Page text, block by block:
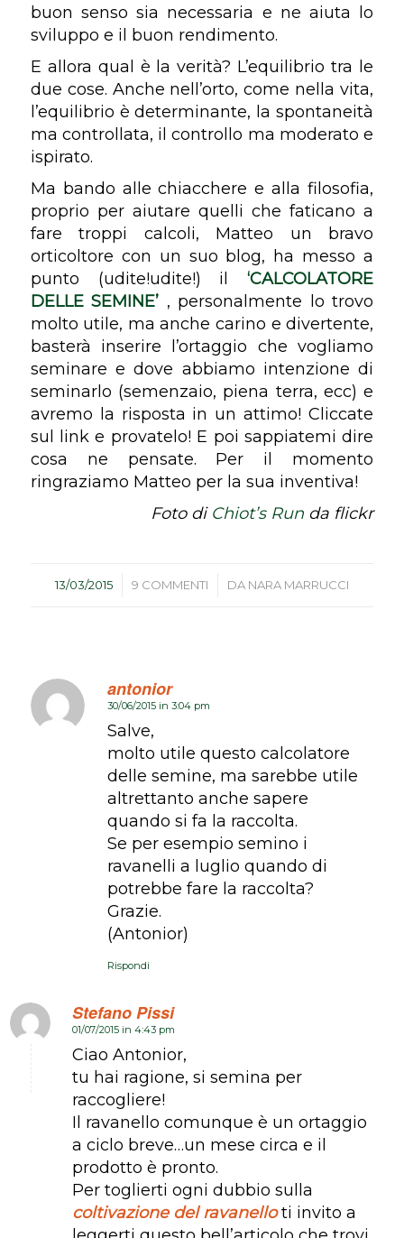
buon senso sia necessaria e ne aiuta lo
sviluppo e il buon rendimento.
E allora qual è la verità? L’equilibrio tra le
due cose. Anche nell’orto, come nella vita,
l’equilibrio è determinante, la spontaneità
ma controllata, il controllo ma moderato e
ispirato.
Ma bando alle chiacchere e alla filosofia,
proprio per aiutare quelli che faticano a
fare troppi calcoli, Matteo un bravo
orticoltore con un suo blog, ha messo a
punto (udite!udite!) il‘CALCOLATORE
DELLE SEMINE’ , personalmente lo trovo
molto utile, ma anche carino e divertente,
basterà inserire l’ortaggio che vogliamo
seminare e dove abbiamo intenzione di
seminarlo (semenzaio, piena terra, ecc) e
avremo la risposta in un attimo! Cliccate
sul link e provatelo! E poi sappiatemi dire
cosa ne pensate. Per il momento
ringraziamo Matteo per la sua inventiva!
Foto di Chiot’s Run da flickr
13/03/2015
/ 9 COMMENTI
/ DA NARA MARRUCCI
antonior
dice:
30/06/2015 in 3:04 pm
Salve,
molto utile questo calcolatore
delle semine, ma sarebbe utile
altrettanto anche sapere
quando si fa la raccolta.
Se per esempio semino i
ravanelli a luglio quando di
potrebbe fare la raccolta?
Grazie.
(Antonior)
Rispondi
Stefano Pissi
dice:
01/07/2015 in 4:43 pm
Ciao Antonior,
tu hai ragione, si semina per
raccogliere!
Il ravanello comunque è un ortaggio
a ciclo breve…un mese circa e il
prodotto è pronto.
Per toglierti ogni dubbio sulla
coltivazione del ravanelloti invito a